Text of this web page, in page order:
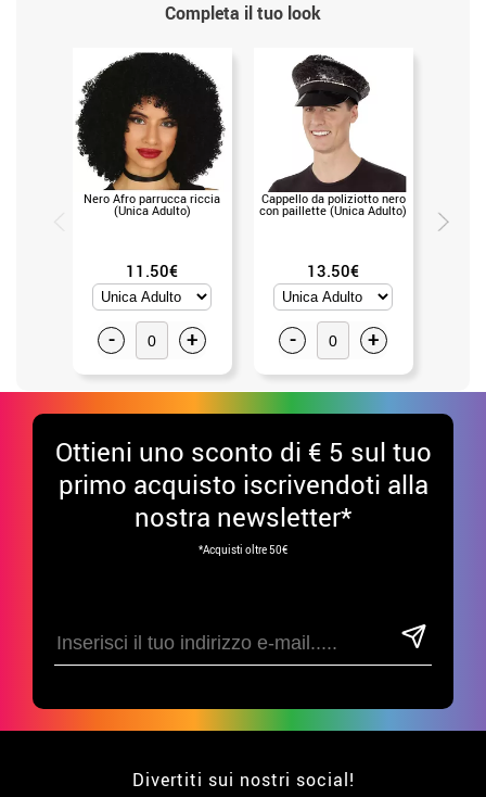
Completa il tuo look
Nero Afro parrucca riccia
(Unica Adulto)
11.50€
- +
Cappello da poliziotto nero
con paillette (Unica Adulto)
13.50€
- +
Ottieni uno sconto di € 5 sul tuo
primo acquisto iscrivendoti alla
nostra newsletter*
*Acquisti oltre 50€
Divertiti sui nostri social!